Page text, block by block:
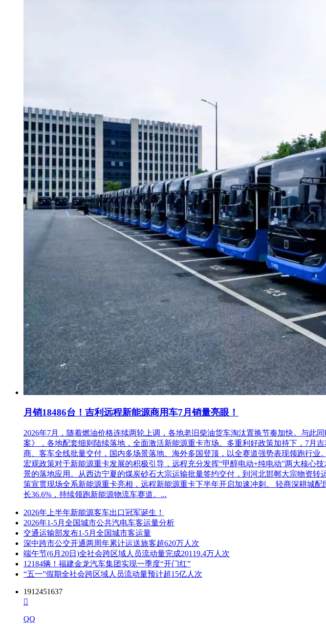
月销18486台！吉利远程新能源商用车7月销量亮眼！
2026年7月，随着燃油价格连续两轮上调，各地老旧柴油货车淘汰置换节奏加快。与
案》，各地配套细则陆续落地，全面激活新能源重卡市场。多重利好政策加持下，7月
商、客车全线批量交付，国内多场景落地、海外多国登顶，以全赛道强势表现领跑行
宏观政策对于新能源重卡发展的积极引导，远程充分发挥“甲醇电动+纯电动”两大核心
景的落地应用。从西边宁夏的煤炭砂石大宗运输批量签约交付，到河北邯郸大宗物资
策宣贯现场全系新能源重卡亮相，远程新能源重卡下半年开启加速冲刺。 轻商深耕城
长36.6%，持续领跑新能源物流车赛道。...
2026年上半年新能源客车出口冠军诞生！
2026年1-5月全国城市公共汽电车客运量分析
交通运输部发布1-5月全国城市客运量
深中跨市公交开通两周年累计运送旅客超620万人次
端午节(6月20日)全社会跨区域人员流动量完成20119.4万人次
12184辆！福建金龙汽车集团实现一季度“开门红”
“五一”假期全社会跨区域人员流动量预计超15亿人次
1912451637

QQ